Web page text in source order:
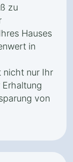
zu
Hauses
in
nicht nur Ihr
von